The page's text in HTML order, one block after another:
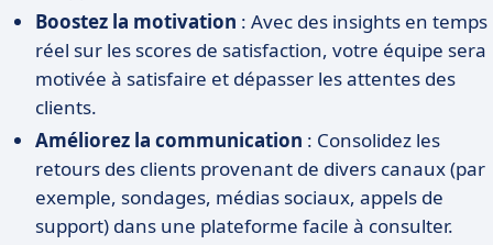
Boostez la motivation : Avec des insights en temps
réel sur les scores de satisfaction, votre équipe sera
motivée à satisfaire et dépasser les attentes des
clients.
Améliorez la communication : Consolidez les
retours des clients provenant de divers canaux (par
exemple, sondages, médias sociaux, appels de
support) dans une plateforme facile à consulter.